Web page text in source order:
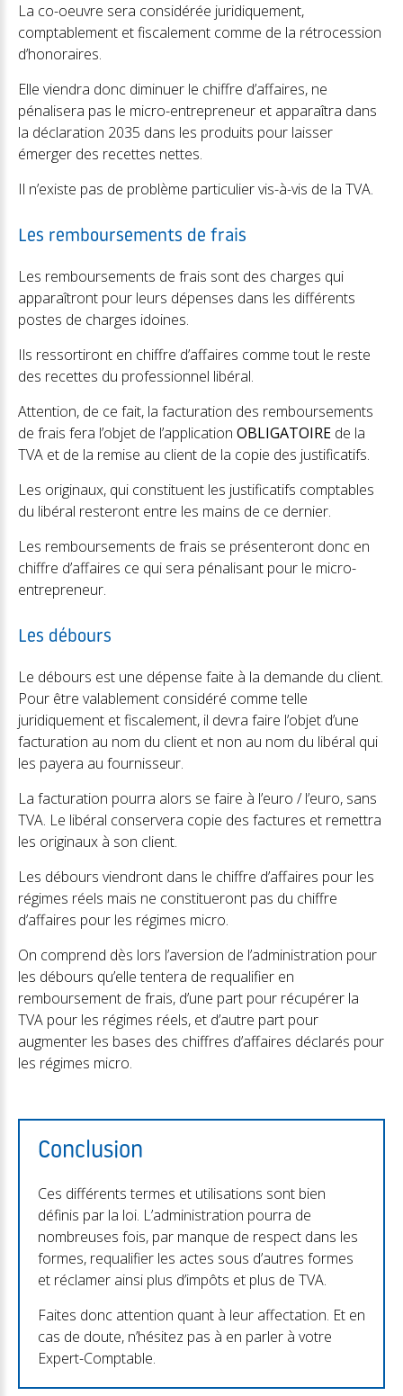
La co-oeuvre sera considérée juridiquement,
comptablement et fiscalement comme de la rétrocession
d’honoraires.
Elle viendra donc diminuer le chiffre d’affaires, ne
pénalisera pas le micro-entrepreneur et apparaîtra dans
la déclaration 2035 dans les produits pour laisser
émerger des recettes nettes.
Il n’existe pas de problème particulier vis-à-vis de la TVA.
Les remboursements de frais
Les remboursements de frais sont des charges qui
apparaîtront pour leurs dépenses dans les différents
postes de charges idoines.
Ils ressortiront en chiffre d’affaires comme tout le reste
des recettes du professionnel libéral.
Attention, de ce fait, la facturation des remboursements
de frais fera l’objet de l’application OBLIGATOIRE de la
TVA et de la remise au client de la copie des justificatifs.
Les originaux, qui constituent les justificatifs comptables
du libéral resteront entre les mains de ce dernier.
Les remboursements de frais se présenteront donc en
chiffre d’affaires ce qui sera pénalisant pour le micro-
entrepreneur.
Les débours
Le débours est une dépense faite à la demande du client.
Pour être valablement considéré comme telle
juridiquement et fiscalement, il devra faire l’objet d’une
facturation au nom du client et non au nom du libéral qui
les payera au fournisseur.
La facturation pourra alors se faire à l’euro / l’euro, sans
TVA. Le libéral conservera copie des factures et remettra
les originaux à son client.
Les débours viendront dans le chiffre d’affaires pour les
régimes réels mais ne constitueront pas du chiffre
d’affaires pour les régimes micro.
On comprend dès lors l’aversion de l’administration pour
les débours qu’elle tentera de requalifier en
remboursement de frais, d’une part pour récupérer la
TVA pour les régimes réels, et d’autre part pour
augmenter les bases des chiffres d’affaires déclarés pour
les régimes micro.
Conclusion
Ces différents termes et utilisations sont bien
définis par la loi. L’administration pourra de
nombreuses fois, par manque de respect dans les
formes, requalifier les actes sous d’autres formes
et réclamer ainsi plus d’impôts et plus de TVA.
Faites donc attention quant à leur affectation. Et en
cas de doute, n’hésitez pas à en parler à votre
Expert-Comptable.